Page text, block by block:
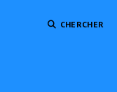
CHERCHER